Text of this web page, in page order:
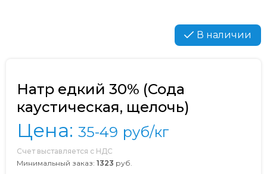
В наличии
Натр едкий 30% (Сода
каустическая, щелочь)
Цена: 35-49 руб/кг
Счет выставляется с НДС
Минимальный заказ: 1323 руб.